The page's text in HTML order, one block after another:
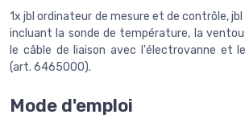
1x jbl ordinateur de mesure et de contrôle,
incluant la sonde de température, la
le câble de liaison avec l'électrovanne et
(art. 6465000).
Mode d'emploi